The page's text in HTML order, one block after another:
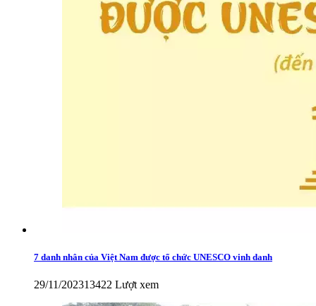
7 danh nhân của Việt Nam được tổ chức UNESCO vinh danh
29/11/202313422 Lượt xem